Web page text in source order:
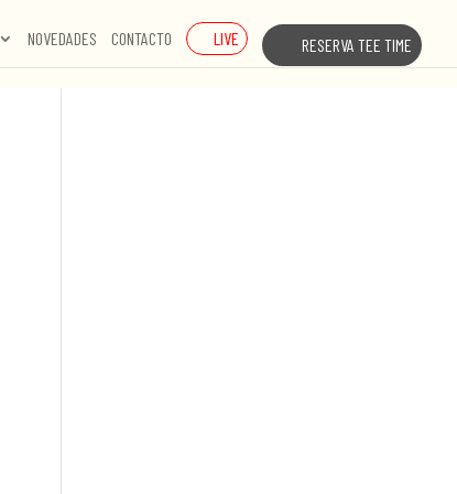
NOVEDADES CONTACTO LIVE RESERVA TEE TIME